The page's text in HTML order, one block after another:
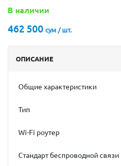
В наличии
462 500 сум / шт.
ОПИСАНИЕ
Общие характеристики
Тип
Wi-Fi роутер
Стандарт беспроводной связи